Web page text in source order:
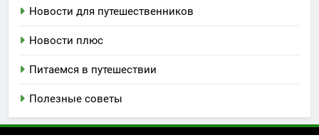
Новости для путешественников
Новости плюс
Питаемся в путешествии
Полезные советы